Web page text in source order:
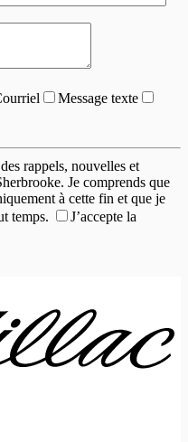
Message texte
rappels, nouvelles et
Je comprends que
à cette fin et que je
temps.
J’accepte la